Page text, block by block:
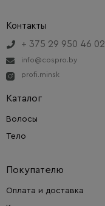
Каталог
Волосы
Тело
Покупателю
Оплата и доставка
Контакты
+ 375 29 950 46 02
info@cospro.by
profi.minsk